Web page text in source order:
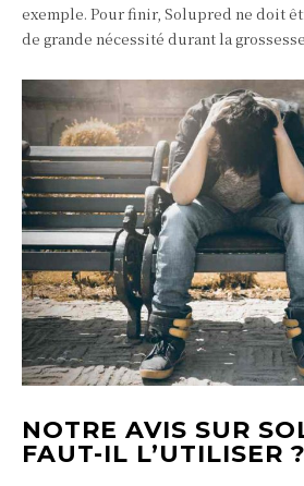
exemple. Pour finir, Solupred ne doit
de grande nécessité durant la
NOTRE AVIS SUR
FAUT-IL L’UTILISER ?